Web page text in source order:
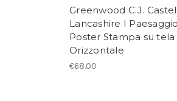
Greenwood C.J.
Lancashire I
Poster Stampa su tela
Orizzontale
€68.00